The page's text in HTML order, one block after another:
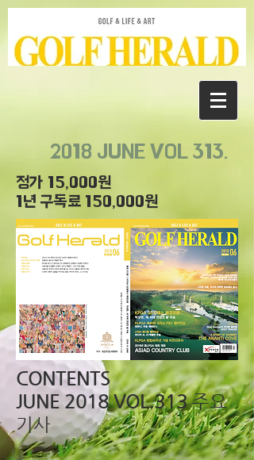
2018 JUNE VOL 313.
정가 15,000원
1년 구독료 150,000원
CONTENTS
JUNE 2018 VOL.313주요
기사